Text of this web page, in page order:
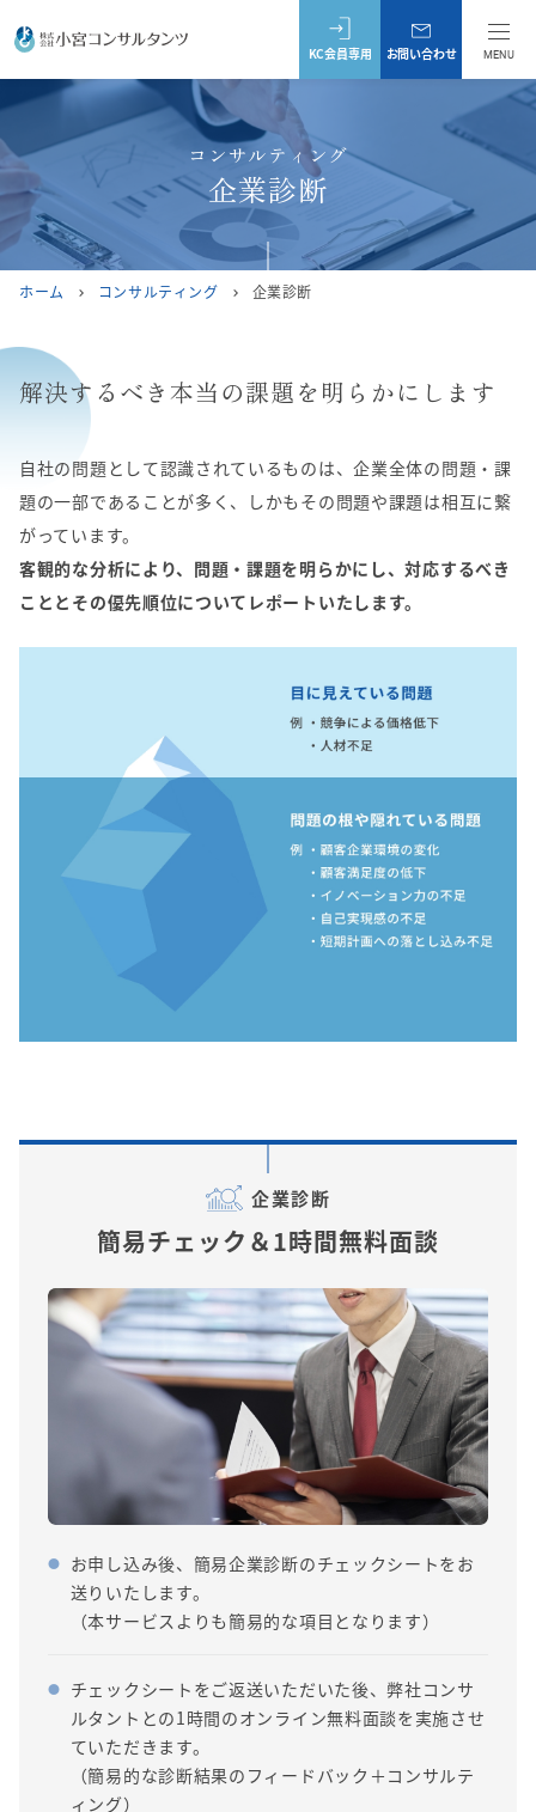
MENU
KC会員専用 お問い合わせ
コンサルティング
企業診断
ホーム chevron_right コンサルティング chevron_right 企業診断
解決するべき本当の課題を明らかにします
自社の問題として認識されているものは、企業全体の問題・課
題の一部であることが多く、しかもその問題や課題は相互に繋
がっています。
客観的な分析により、問題・課題を明らかにし、対応するべき
こととその優先順位についてレポートいたします。
企業診断
簡易チェック＆1時間無料面談
お申し込み後、簡易企業診断のチェックシートをお
送りいたします。
（本サービスよりも簡易的な項目となります）
チェックシートをご返送いただいた後、弊社コンサ
ルタントとの1時間のオンライン無料面談を実施させ
ていただきます。
（簡易的な診断結果のフィードバック＋コンサルテ
ィング）